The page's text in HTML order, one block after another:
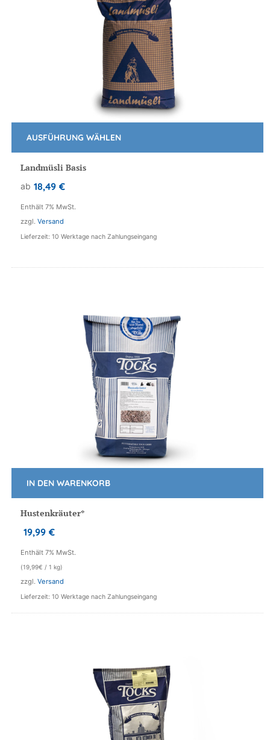
Landmüsli Basis
ab 18,49 €
Enthält 7% MwSt.
zzgl.Versand
Lieferzeit: 10 Werktage nach Zahlungseingang
AUSFÜHRUNG WÄHLEN
Dieses
weist
mehrere
Varianten
Hustenkräuter*
19,99 €
Enthält 7% MwSt.
(19,99€ / 1 kg)
zzgl.Versand
Lieferzeit: 10 Werktage nach Zahlungseingang
IN DEN WARENKORB